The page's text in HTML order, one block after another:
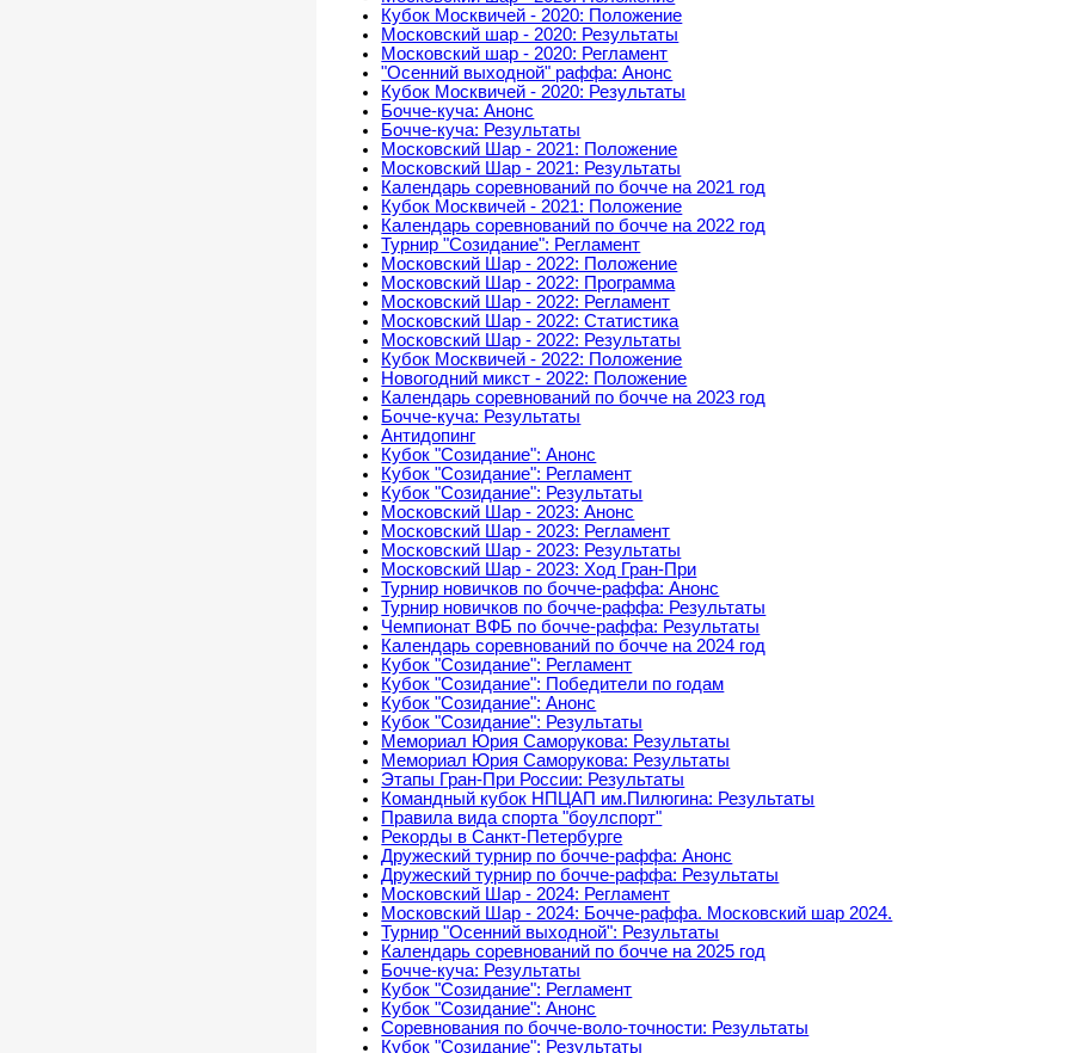
Кубок Москвичей - 2020: Положение
Московский шар - 2020: Результаты
Московский шар - 2020: Регламент
"Осенний выходной" раффа: Анонс
Кубок Москвичей - 2020: Результаты
Бочче-куча: Анонс
Бочче-куча: Результаты
Московский Шар - 2021: Положение
Московский Шар - 2021: Результаты
Календарь соревнований по бочче на 2021 год
Кубок Москвичей - 2021: Положение
Календарь соревнований по бочче на 2022 год
Турнир "Созидание": Регламент
Московский Шар - 2022: Положение
Московский Шар - 2022: Программа
Московский Шар - 2022: Регламент
Московский Шар - 2022: Статистика
Московский Шар - 2022: Результаты
Кубок Москвичей - 2022: Положение
Новогодний микст - 2022: Положение
Календарь соревнований по бочче на 2023 год
Бочче-куча: Результаты
Антидопинг
Кубок "Созидание": Анонс
Кубок "Созидание": Регламент
Кубок "Созидание": Результаты
Московский Шар - 2023: Анонс
Московский Шар - 2023: Регламент
Московский Шар - 2023: Результаты
Московский Шар - 2023: Ход Гран-При
Турнир новичков по бочче-раффа: Анонс
Турнир новичков по бочче-раффа: Результаты
Чемпионат ВФБ по бочче-раффа: Результаты
Календарь соревнований по бочче на 2024 год
Кубок "Созидание": Регламент
Кубок "Созидание": Победители по годам
Кубок "Созидание": Анонс
Кубок "Созидание": Результаты
Мемориал Юрия Саморукова: Результаты
Мемориал Юрия Саморукова: Результаты
Этапы Гран-При России: Результаты
Командный кубок НПЦАП им.Пилюгина: Результаты
Правила вида спорта "боулспорт"
Рекорды в Санкт-Петербурге
Дружеский турнир по бочче-раффа: Анонс
Дружеский турнир по бочче-раффа: Результаты
Московский Шар - 2024: Регламент
Московский Шар - 2024: Бочче-раффа. Московский шар 2024.
Турнир "Осенний выходной": Результаты
Календарь соревнований по бочче на 2025 год
Бочче-куча: Результаты
Кубок "Созидание": Регламент
Кубок "Созидание": Анонс
Соревнования по бочче-воло-точности: Результаты
Кубок "Созидание": Результаты